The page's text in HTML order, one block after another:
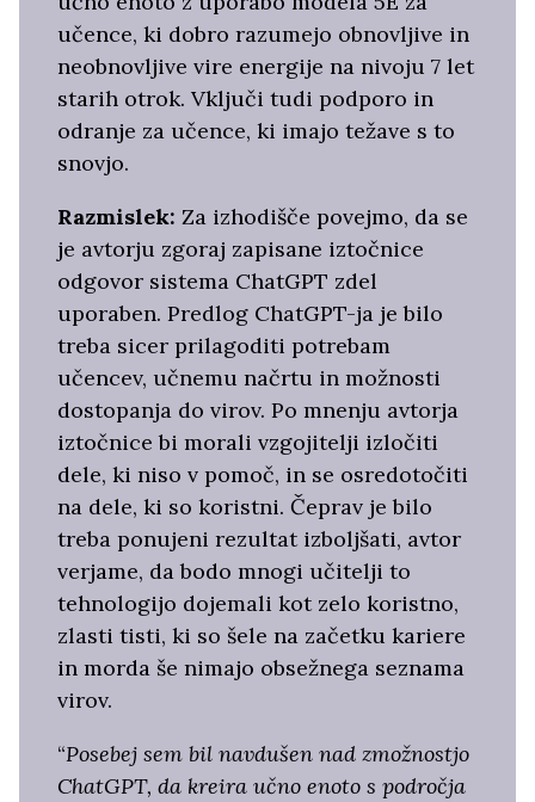
učence, ki dobro razumejo obnovljive in
neobnovljive vire energije na nivoju 7 let
starih otrok. Vključi tudi podporo in
odranje za učence, ki imajo težave s to
snovjo.
Razmislek: Za izhodišče povejmo, da se
je avtorju zgoraj zapisane iztočnice
odgovor sistema ChatGPT zdel
uporaben. Predlog ChatGPT-ja je bilo
treba sicer prilagoditi potrebam
učencev, učnemu načrtu in možnosti
dostopanja do virov. Po mnenju avtorja
iztočnice bi morali vzgojitelji izločiti
dele, ki niso v pomoč, in se osredotočiti
na dele, ki so koristni. Čeprav je bilo
treba ponujeni rezultat izboljšati, avtor
verjame, da bodo mnogi učitelji to
tehnologijo dojemali kot zelo koristno,
zlasti tisti, ki so šele na začetku kariere
in morda še nimajo obsežnega seznama
virov.
“Posebej sem bil navdušen nad zmožnostjo
ChatGPT, da kreira učno enoto s področja